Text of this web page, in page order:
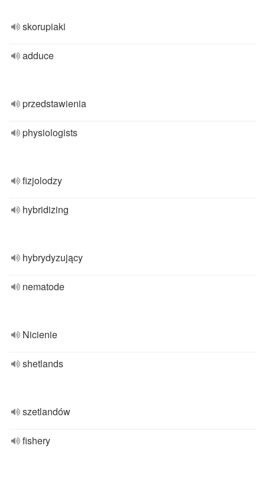
skorupiaki
adduce
przedstawienia
physiologists
fizjolodzy
hybridizing
hybrydyzujący
nematode
Nicienie
shetlands
szetlandów
fishery